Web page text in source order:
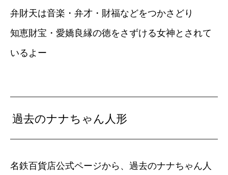
弁財天は音楽・弁才・財福などをつかさどり
知恵財宝・愛嬌良縁の徳をさずける女神とされて
いるよー
過去のナナちゃん人形
名鉄百貨店公式ページから、過去のナナちゃん人